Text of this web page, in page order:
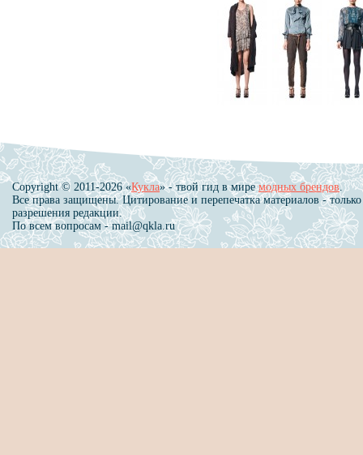
Copyright © 2011-2026 «Кукла» - твой гид в миремодных брендов.
Все права защищены. Цитирование и перепечатка материалов - только
разрешения редакции.
По всем вопросам - mail@qkla.ru